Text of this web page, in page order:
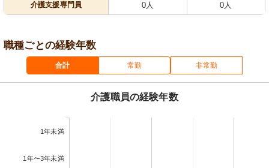
介護支援専門員 0人 0人
職種ごとの経験年数
合計 常勤 非常勤
介護職員の経験年数
1年未満
1年〜3年未満